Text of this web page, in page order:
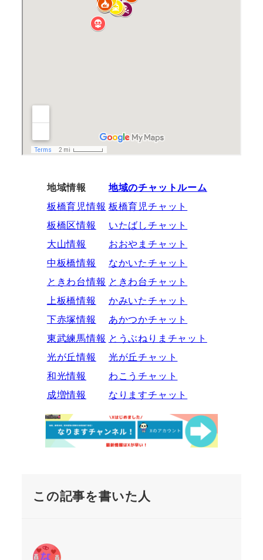
地域情報
地域のチャットルーム
板橋育児情報 板橋育児チャット
板橋区情報
いたばしチャット
大山情報
おおやまチャット
中板橋情報
なかいたチャット
ときわ台情報 ときわ台チャット
上板橋情報
かみいたチャット
下赤塚情報
あかつかチャット
東武練馬情報 とうぶねりまチャット
光が丘情報
光が丘チャット
和光情報
わこうチャット
成増情報
なりますチャット
この記事を書いた人